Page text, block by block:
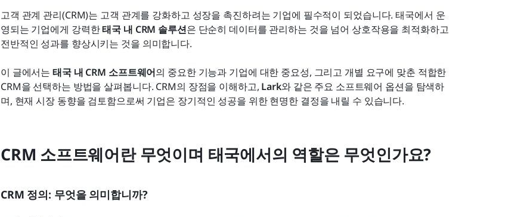
고객 관계 관리(CRM)는 고객 관계를 강화하고 성장을 촉진하려는 기업에 필수적이 되었습니다. 태국에서 운
영되는 기업에게 강력한 태국 내 CRM 솔루션은 단순히 데이터를 관리하는 것을 넘어 상호작용을 최적화하고
전반적인 성과를 향상시키는 것을 의미합니다.
이 글에서는 태국 내 CRM 소프트웨어의 중요한 기능과 기업에 대한 중요성, 그리고 개별 요구에 맞춘 적합한
CRM을 선택하는 방법을 살펴봅니다. CRM의 장점을 이해하고, Lark와 같은 주요 소프트웨어 옵션을 탐색하
며, 현재 시장 동향을 검토함으로써 기업은 장기적인 성공을 위한 현명한 결정을 내릴 수 있습니다.
CRM 소프트웨어란 무엇이며 태국에서의 역할은 무엇인가요?
CRM 정의: 무엇을 의미합니까?